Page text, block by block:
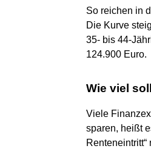
So reichen in
Die Kurve
35- bis 44-
124.900 Euro.
Wie viel
Viele
sparen, heißt